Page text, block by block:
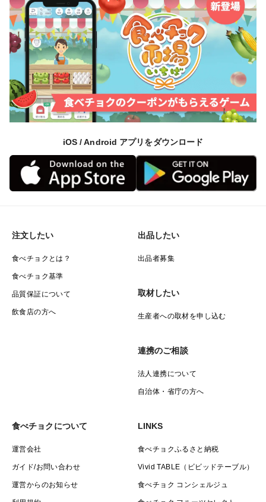
iOS / Android アプリをダウンロード
注文したい
食べチョクとは？
食べチョク基準
品質保証について
飲食店の方へ
出品したい
出品者募集
取材したい
生産者への取材を申し込む
連携のご相談
法人連携について
自治体・省庁の方へ
食べチョクについて
運営会社
ガイド/お問い合わせ
運営からのお知らせ
LINKS
食べチョクふるさと納税
Vivid TABLE（ビビッドテーブル）
食べチョク コンシェルジュ